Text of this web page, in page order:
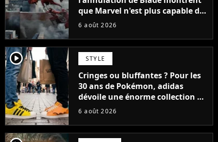
que Marvel n'est plus capable de
faire quoi que ce soit de simple
6 août 2026
player2 STYLE
Cringes ou bluffantes ? Pour les
30 ans de Pokémon, adidas
dévoile une énorme collection de
sneakers et je ne sais pas quoi en
6 août 2026